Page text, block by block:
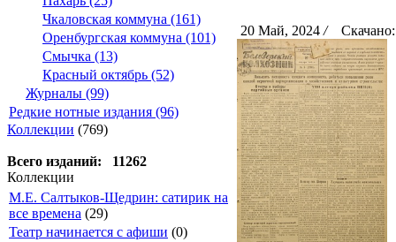
Чкаловская коммуна (161)
Оренбургская коммуна (101)
Смычка (13)
Красный октябрь (52)
Журналы (99)
Редкие нотные издания (96)
Коллекции (769)
Всего изданий: 11262
Коллекции
М.Е. Салтыков-Щедрин: сатирик на
все времена (29)
Театр начинается с афиши (0)
20 Май, 2024 /